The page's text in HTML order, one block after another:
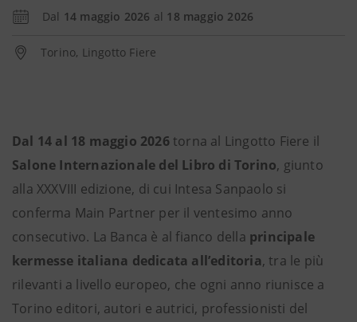
Dal 14 maggio 2026 al 18 maggio 2026
Torino, Lingotto Fiere
Dal 14 al 18 maggio 2026torna al Lingotto Fiere il
Salone Internazionale del Libro di Torino, giunto
alla XXXVIII edizione, di cui Intesa Sanpaolo si
conferma Main Partner per il ventesimo anno
consecutivo. La Banca è al fianco della principale
kermesse italiana dedicata all’editoria, tra le più
rilevanti a livello europeo, che ogni anno riunisce a
Torino editori, autori e autrici, professionisti del